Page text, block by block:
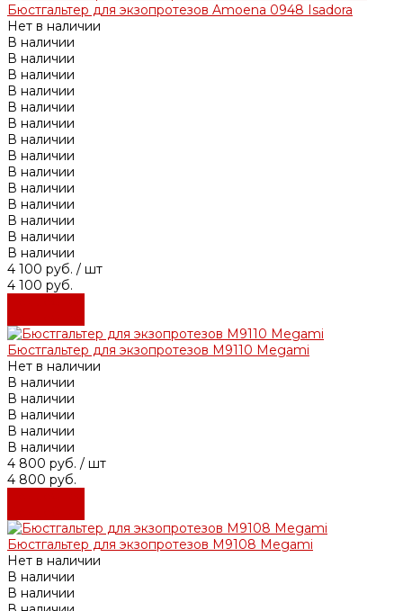
Бюстгальтер для экзопротезов Amoena 0948 Isadora
Нет в наличии
В наличии
В наличии
В наличии
В наличии
В наличии
В наличии
В наличии
В наличии
В наличии
В наличии
В наличии
В наличии
В наличии
В наличии
4 100 руб. / шт
4 100 руб.
Бюстгальтер для экзопротезов М9110 Megami
Нет в наличии
В наличии
В наличии
В наличии
В наличии
В наличии
4 800 руб. / шт
4 800 руб.
Бюстгальтер для экзопротезов М9108 Megami
Нет в наличии
В наличии
В наличии